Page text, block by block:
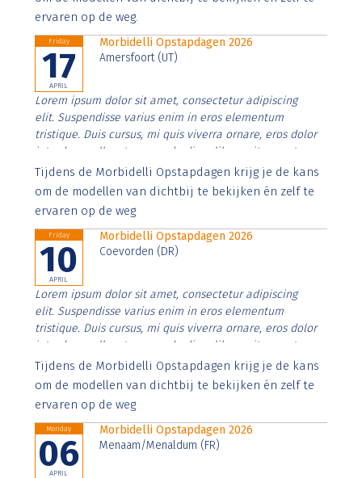
ervaren op de weg.
Friday
17
APRIL
Morbidelli Opstapdagen 2026
Amersfoort (UT)
Lorem ipsum dolor sit amet, consectetur adipiscing
elit. Suspendisse varius enim in eros elementum
tristique. Duis cursus, mi quis viverra ornare, eros dolor
interdum nulla, ut commodo diam libero vitae erat.
Aenean faucibus nibh et justo cursus id rutrum lorem
imperdiet. Nunc ut sem vitae risus tristique posuere.
Tijdens de Morbidelli Opstapdagen krijg je de kans
om de modellen van dichtbij te bekijken én zelf te
ervaren op de weg
Friday
10
APRIL
Morbidelli Opstapdagen 2026
Coevorden (DR)
Lorem ipsum dolor sit amet, consectetur adipiscing
elit. Suspendisse varius enim in eros elementum
tristique. Duis cursus, mi quis viverra ornare, eros dolor
interdum nulla, ut commodo diam libero vitae erat.
Aenean faucibus nibh et justo cursus id rutrum lorem
imperdiet. Nunc ut sem vitae risus tristique posuere.
Tijdens de Morbidelli Opstapdagen krijg je de kans
om de modellen van dichtbij te bekijken én zelf te
ervaren op de weg
Monday
06
APRIL
Morbidelli Opstapdagen 2026
Menaam/Menaldum (FR)